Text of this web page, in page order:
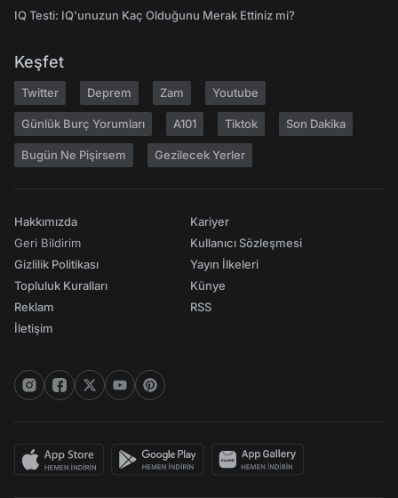
IQ Testi: IQ'unuzun Kaç Olduğunu Merak Ettiniz mi?
Keşfet
Twitter Deprem Zam Youtube
Günlük Burç Yorumları A101 Tiktok Son Dakika
Bugün Ne Pişirsem Gezilecek Yerler
Hakkımızda
Geri Bildirim
Gizlilik Politikası
Topluluk Kuralları
Reklam
İletişim
Kariyer
Kullanıcı Sözleşmesi
Yayın İlkeleri
Künye
RSS